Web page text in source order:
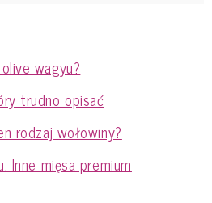
wagyu?
trudno opisać
rodzaj wołowiny?
Inne mięsa premium